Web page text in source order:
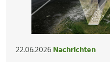
22.06.2026Nachrichten